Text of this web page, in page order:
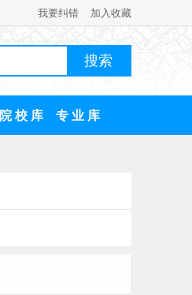
我要纠错 加入收藏
院 校 库 专 业 库